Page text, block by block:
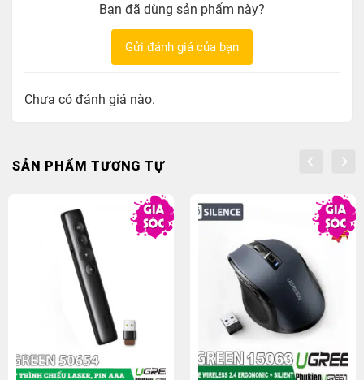
Bạn đã dùng sản phẩm này?
Gửi đánh giá của bạn
Chưa có đánh giá nào.
SẢN PHẨM TƯƠNG TỰ